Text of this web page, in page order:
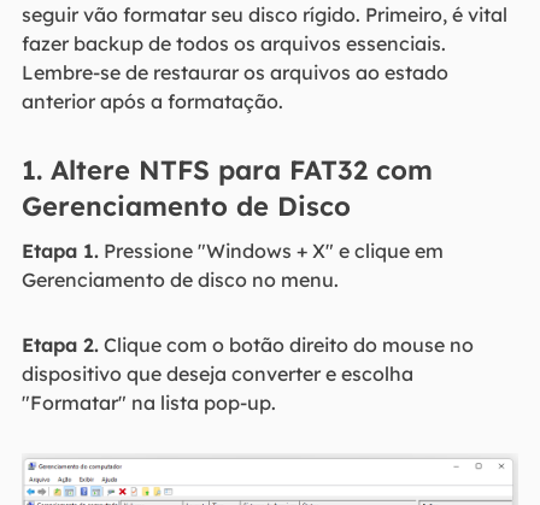
seguir vão formatar seu disco rígido. Primeiro, é vital
fazer backup de todos os arquivos essenciais.
Lembre-se de restaurar os arquivos ao estado
anterior após a formatação.
1. Altere NTFS para FAT32 com
Gerenciamento de Disco
Etapa 1.Pressione "Windows + X" e clique em
Gerenciamento de disco no menu.
Etapa 2.Clique com o botão direito do mouse no
dispositivo que deseja converter e escolha
"Formatar" na lista pop-up.